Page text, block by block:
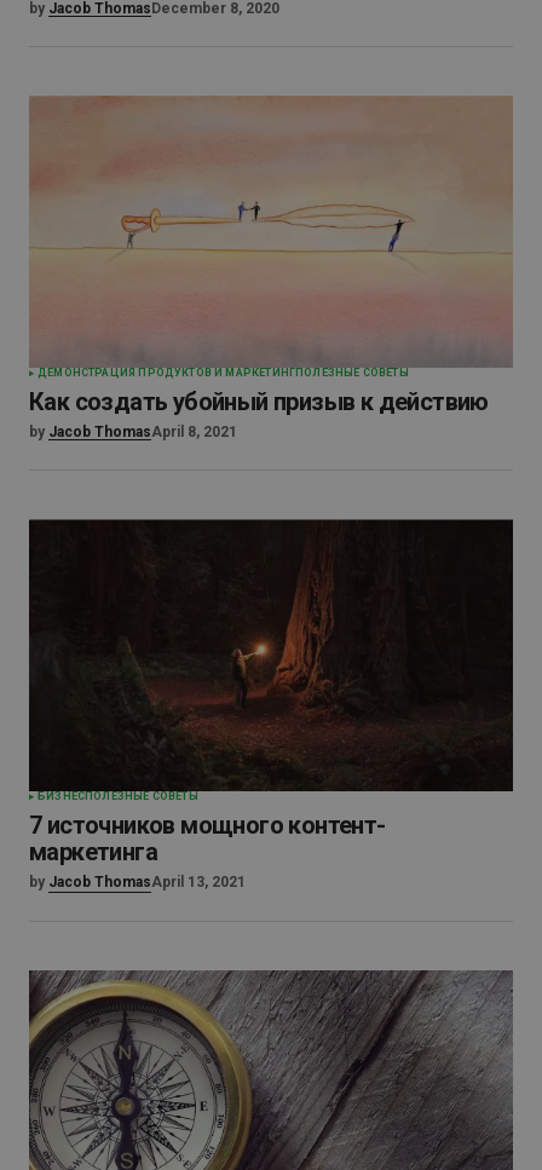
by Jacob Thomas December 8, 2020
ДЕМОНСТРАЦИЯ ПРОДУКТОВ И МАРКЕТИНГ ПОЛЕЗНЫЕ СОВЕТЫ
Как создать убойный призыв к действию
by Jacob ThomasApril 8, 2021
БИЗНЕС ПОЛЕЗНЫЕ СОВЕТЫ
7 источников мощного контент-
маркетинга
by Jacob ThomasApril 13, 2021